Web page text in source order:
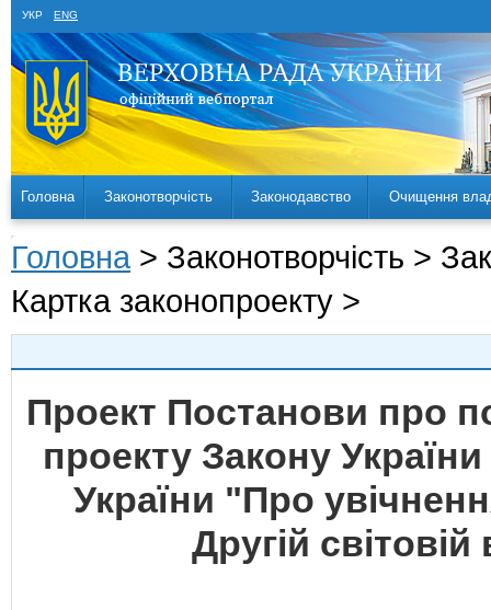
УКР ENG
Головна Законотворчість Законодавство Очищення
Головна > Законотворчість >
Картка законопроекту >
Проект Постанови про
проекту Закону
України "Про
Другій світовій